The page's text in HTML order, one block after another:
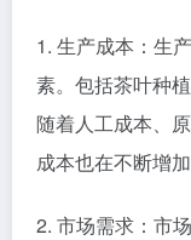
1. 生产成本：生
素。包括茶叶种
随着人工成本、
成本也在不断增
2. 市场需求：市